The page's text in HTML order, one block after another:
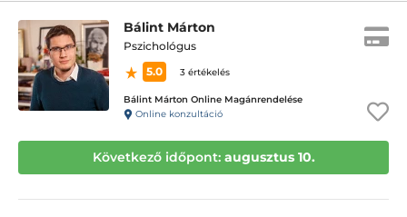
Bálint Márton
Pszichológus
5.0
3 értékelés
Bálint Márton Online Magánrendelése
Online konzultáció
Következő időpont: augusztus 10.